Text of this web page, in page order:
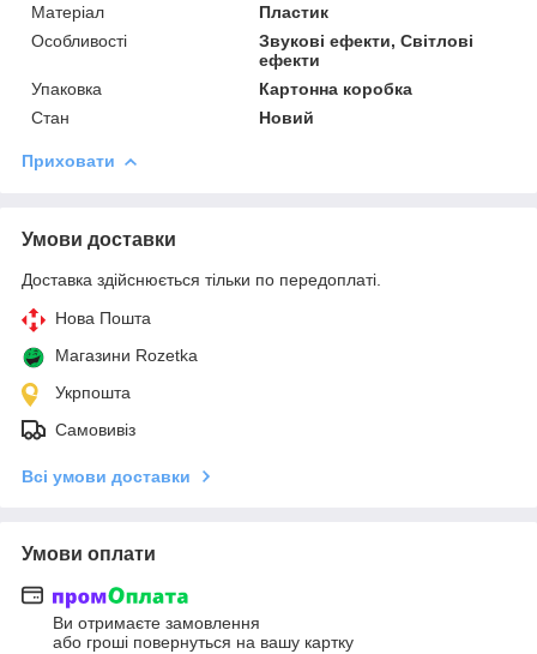
Матеріал
Пластик
Особливості
Звукові ефекти, Світлові
ефекти
Упаковка
Картонна коробка
Стан
Новий
Приховати
Умови доставки
Доставка здійснюється тільки по передоплаті.
Нова Пошта
Магазини Rozetka
Укрпошта
Самовивіз
Всі умови доставки
Умови оплати
Ви отримаєте замовлення
або гроші повернуться на вашу картку